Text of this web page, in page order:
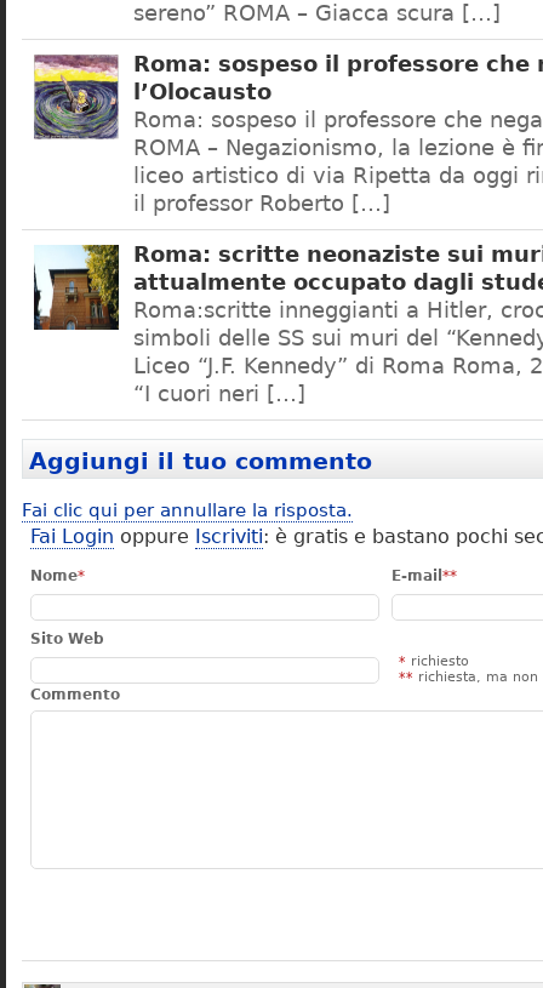
sereno” ROMA – Giacca scura […]
Roma: sospeso il professore che
l’Olocausto
Roma: sospeso il professore che
ROMA – Negazionismo, la lezione è
liceo artistico di via Ripetta da oggi
il professor Roberto […]
Roma: scritte neonaziste sui
attualmente occupato dagli
Roma:scritte inneggianti a Hitler,
simboli delle SS sui muri del
Liceo “J.F. Kennedy” di Roma Roma,
“I cuori neri […]
Aggiungi il tuo commento
Fai clic qui per annullare la risposta.
Fai Login oppure Iscriviti: è gratis e bastano pochi
Nome* E-mail **
Sito Web
* richiesto
** richiesta, ma non
Commento